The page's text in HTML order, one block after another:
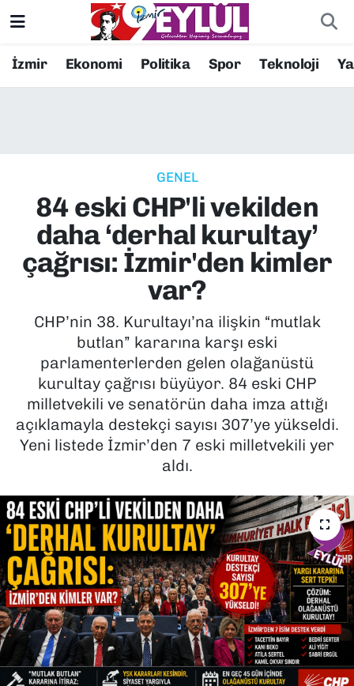
İzmir Ekonomi Politika Spor Teknoloji
GENEL
84 eski CHP'li vekilden
daha ‘derhal kurultay’
çağrısı: İzmir'den kimler
var?
CHP’nin 38. Kurultayı’na ilişkin “mutlak
butlan” kararına karşı eski
parlamenterlerden gelen olağanüstü
kurultay çağrısı büyüyor. 84 eski CHP
milletvekili ve senatörün daha imza attığı
açıklamayla destekçi sayısı 307’ye yükseldi.
Yeni listede İzmir’den 7 eski milletvekili yer
aldı.
Resmi İlanlar
EKONOMİ
KÜLTÜR SANAT
POLİTİKA
SAĞLIK
SPOR
YAŞAM
YEREL YÖNETİMLER
Konak Nöbetçi Eczaneler
Süper Lig Puan Durumu ve Fikstür
Tüm Manşetler
Son Dakika Haberleri